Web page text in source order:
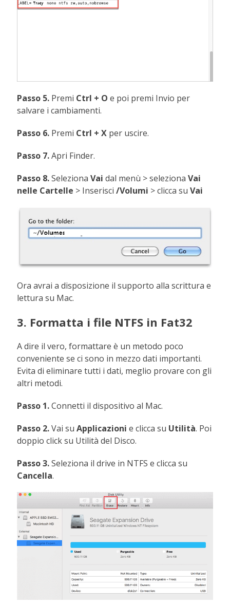
Passo 5. Premi Ctrl + O e poi premi Invio per
salvare i cambiamenti.
Passo 6. Premi Ctrl + X per uscire.
Passo 7.Apri Finder.
Passo 8.SelezionaVaidal menù > selezionaVai
nelle Cartelle > Inserisci/Volumi > clicca suVai
Ora avrai a disposizione il supporto alla scrittura e
lettura su Mac.
3. Formatta i file NTFS in Fat32
A dire il vero, formattare è un metodo poco
conveniente se ci sono in mezzo dati importanti.
Evita di eliminare tutti i dati, meglio provare con gli
altri metodi.
Passo 1.Connetti il dispositivo al Mac.
Passo 2.Vai suApplicazionie clicca su Utilità. Poi
doppio click su Utilità del Disco.
Passo 3.Seleziona il drive in NTFS e clicca su
Cancella.